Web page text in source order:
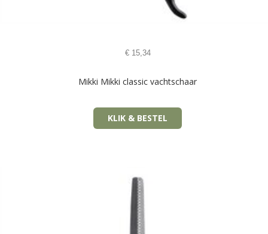
€15,34
Mikki Mikki classic vachtschaar
KLIK & BESTEL